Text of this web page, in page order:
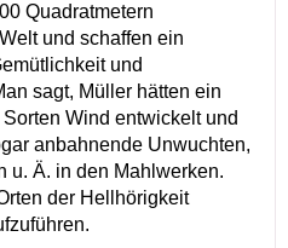
Quadratmetern
und schaffen ein
und
sagt, Müller hätten ein
Wind entwickelt und
anbahnende Unwuchten,
u. Ä. in den Mahlwerken.
der Hellhörigkeit